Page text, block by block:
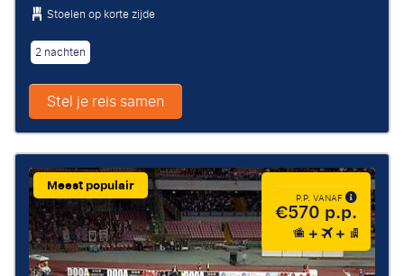
Stoelen op korte zijde
2 nachten
Stel je reis samen
Meest populair
P.P. VANAF
€570 p.p.